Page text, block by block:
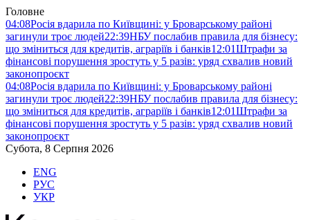
Головне
04:08Росія вдарила по Київщині: у Броварському районі
загинули троє людей22:39НБУ послабив правила для бізнесу:
що зміниться для кредитів, аграріїв і банків12:01Штрафи за
фінансові порушення зростуть у 5 разів: уряд схвалив новий
законопроєкт
04:08Росія вдарила по Київщині: у Броварському районі
загинули троє людей22:39НБУ послабив правила для бізнесу:
що зміниться для кредитів, аграріїв і банків12:01Штрафи за
фінансові порушення зростуть у 5 разів: уряд схвалив новий
законопроєкт
Субота, 8 Серпня 2026
ENG
РУС
УКР